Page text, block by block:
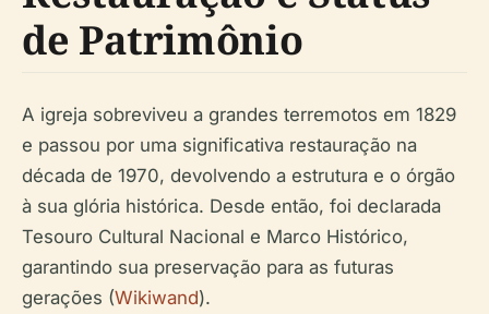
de Patrimônio
A igreja sobreviveu a grandes terremotos em 1829
e passou por uma significativa restauração na
década de 1970, devolvendo a estrutura e o órgão
à sua glória histórica. Desde então, foi declarada
Tesouro Cultural Nacional e Marco Histórico,
garantindo sua preservação para as futuras
gerações (Wikiwand).